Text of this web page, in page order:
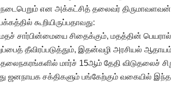
நடைபெறும் என அக்கட்சித் தலைவர் திருமாவளவன்
கூறியிருப்பதாவது:
மதச் சார்பின்மையை சிதைக்கும், மதத்தின்
தீவிரப்படுத்தும், இதன்வழி அரசியல்
மார்ச் 15ஆம் தேதி விடுதலைச்
ஜனநாயக சக்திகளும் பங்கேற்கும் வகையில்